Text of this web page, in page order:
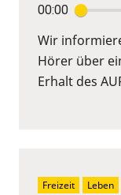
00:00
Wir
Hörer über
Erhalt des
Freizeit Leben